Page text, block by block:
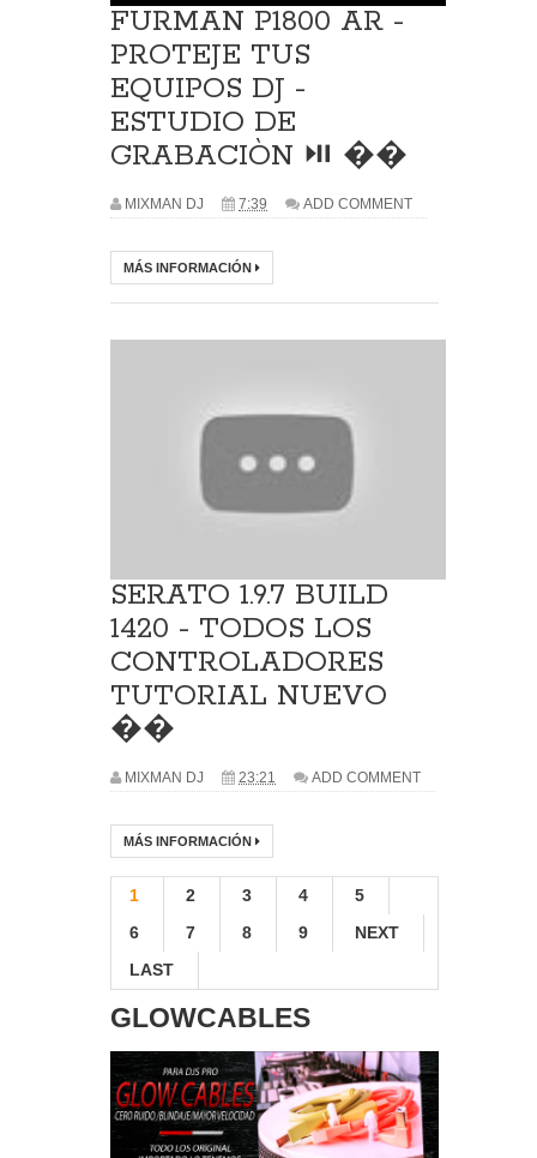
FURMAN P1800 AR -
PROTEJE TUS
EQUIPOS DJ -
ESTUDIO DE
GRABACIÒN ⏯ ��
MIXMAN DJ 7:39 ADD COMMENT
MÁS INFORMACIÓN
SERATO 1.9.7 BUILD
1420 - TODOS LOS
CONTROLADORES
TUTORIAL NUEVO
��
MIXMAN DJ 23:21 ADD COMMENT
MÁS INFORMACIÓN
1 2 3 4
5
6
7 8 9
NEXT
LAST
GLOWCABLES